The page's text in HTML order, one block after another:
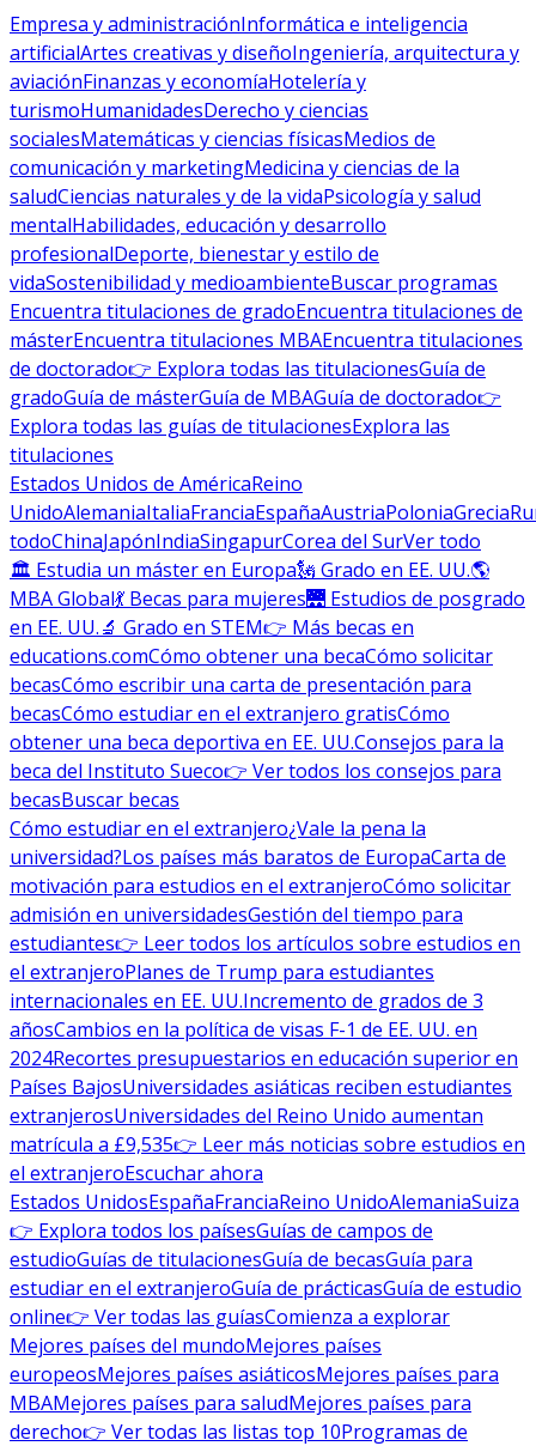
Empresa y administraciónInformática e inteligencia
artificialArtes creativas y diseñoIngeniería, arquitectura y
aviaciónFinanzas y economíaHotelería y
turismoHumanidadesDerecho y ciencias
socialesMatemáticas y ciencias físicasMedios de
comunicación y marketingMedicina y ciencias de la
saludCiencias naturales y de la vidaPsicología y salud
mentalHabilidades, educación y desarrollo
profesionalDeporte, bienestar y estilo de
vidaSostenibilidad y medioambienteBuscar programas
Encuentra titulaciones de gradoEncuentra titulaciones de
másterEncuentra titulaciones MBAEncuentra titulaciones
de doctorado👉 Explora todas las titulacionesGuía de
gradoGuía de másterGuía de MBAGuía de doctorado👉
Explora todas las guías de titulacionesExplora las
titulaciones
Estados Unidos de AméricaReino
UnidoAlemaniaItaliaFranciaEspañaAustriaPoloniaGrecia
todoChinaJapónIndiaSingapurCorea del SurVer todo
🏛 Estudia un máster en Europa🗽 Grado en EE. UU.🌎
MBA Global💃 Becas para mujeres🌉 Estudios de posgrado
en EE. UU.🔬 Grado en STEM👉 Más becas en
educations.comCómo obtener una becaCómo solicitar
becasCómo escribir una carta de presentación para
becasCómo estudiar en el extranjero gratisCómo
obtener una beca deportiva en EE. UU.Consejos para la
beca del Instituto Sueco👉 Ver todos los consejos para
becasBuscar becas
Cómo estudiar en el extranjero¿Vale la pena la
universidad?Los países más baratos de EuropaCarta de
motivación para estudios en el extranjeroCómo solicitar
admisión en universidadesGestión del tiempo para
estudiantes👉 Leer todos los artículos sobre estudios en
el extranjeroPlanes de Trump para estudiantes
internacionales en EE. UU.Incremento de grados de 3
añosCambios en la política de visas F-1 de EE. UU. en
2024Recortes presupuestarios en educación superior en
Países BajosUniversidades asiáticas reciben estudiantes
extranjerosUniversidades del Reino Unido aumentan
matrícula a £9,535👉 Leer más noticias sobre estudios en
el extranjeroEscuchar ahora
Estados UnidosEspañaFranciaReino UnidoAlemaniaSuiza
👉 Explora todos los paísesGuías de campos de
estudioGuías de titulacionesGuía de becasGuía para
estudiar en el extranjeroGuía de prácticasGuía de estudio
online👉 Ver todas las guíasComienza a explorar
Mejores países del mundoMejores países
europeosMejores países asiáticosMejores países para
MBAMejores países para saludMejores países para
derecho👉 Ver todas las listas top 10Programas de